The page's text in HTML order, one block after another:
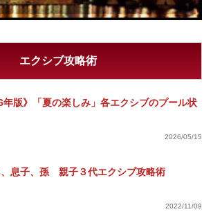
エクシブ攻略術
年版》「夏の楽しみ」各エクシブのプール状
2026/05/15
、息子、孫 親子３代エクシブ攻略術
2022/11/09